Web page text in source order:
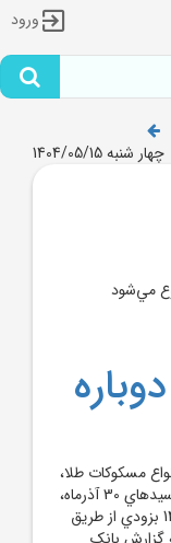
ورود
چهار شنبه 1404/05/15
مسکوکات طلا،
ضرب سال‌هاي 1386، 1403 و 1404 براي سررسيدهاي 30 آذرماه،
30 دي ماه، 30 بهمن ماه و 28 اسفند ماه 1404 بزودي از طريق